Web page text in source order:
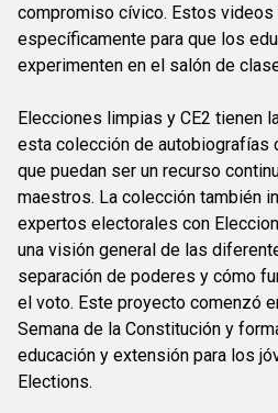
compromiso cívico. Estos
específicamente para que los
experimenten en el salón de
Elecciones limpias y CE2 tienen
esta colección de autobiografías
que puedan ser un recurso
maestros. La colección también
expertos electorales con
una visión general de las
separación de poderes y cómo
el voto. Este proyecto comenzó
Semana de la Constitución y
educación y extensión para los
Elections.